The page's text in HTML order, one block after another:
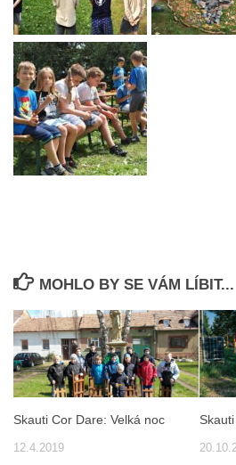
MOHLO BY SE VÁM LÍBIT...
Skauti Cor Dare: Velká noc
12.4.2019